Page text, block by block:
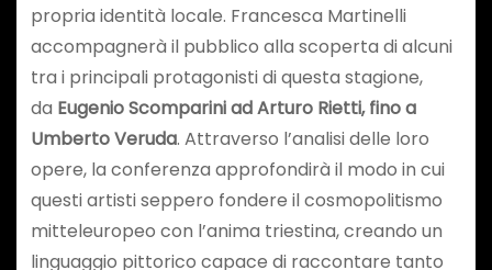
propria identità locale. Francesca Martinelli
accompagnerà il pubblico alla scoperta di alcuni
tra i principali protagonisti di questa stagione,
da Eugenio Scomparini ad Arturo Rietti, fino a
Umberto Veruda. Attraverso l’analisi delle loro
opere, la conferenza approfondirà il modo in cui
questi artisti seppero fondere il cosmopolitismo
mitteleuropeo con l’anima triestina, creando un
linguaggio pittorico capace di raccontare tanto